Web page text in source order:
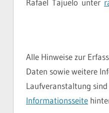
Rafael Tajuelo unter
Alle Hinweise zur
Daten sowie weitere
Laufveranstaltung
Informationsseite